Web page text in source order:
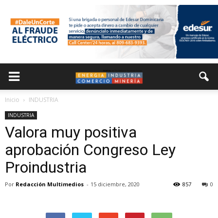
Inicio INDUSTRIA
INDUSTRIA
Valora muy positiva
aprobación Congreso Ley
Proindustria
Por Redacción Multimedios - 15 diciembre, 2020 0
857